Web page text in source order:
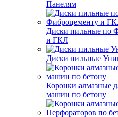
Панелям
Диски пильные по
и ГКЛ
Диски пильные
Коронки алмазные
машин по бетону